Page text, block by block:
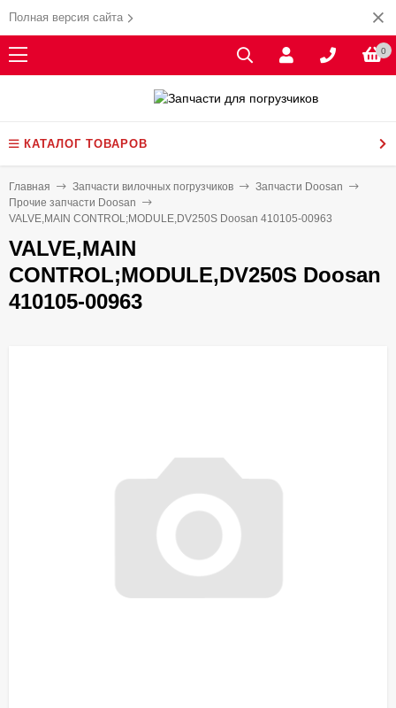
Полная версия сайта
0
КАТАЛОГ ТОВАРОВ
Главная Запчасти вилочных погрузчиков
Запчасти Doosan
Прочие запчасти Doosan
VALVE,MAIN CONTROL;MODULE,DV250S Doosan 410105-00963
VALVE,MAIN
CONTROL;MODULE,DV250S Doosan
410105-00963